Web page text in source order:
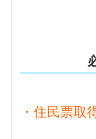
・住民票取